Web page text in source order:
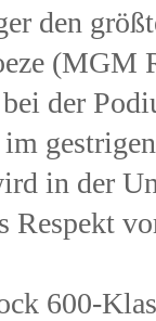
den
(MGM
der
in der
Respekt
600-